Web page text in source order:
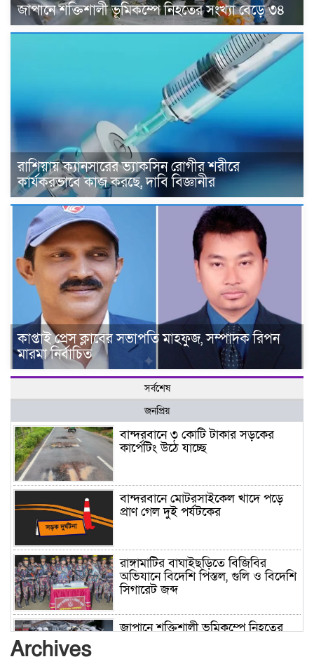
জাপানে শক্তিশালী ভূমিকম্পে নিহতের সংখ্যা বেড়ে ৩৪
রাশিয়ায় ক্যানসারের ভ্যাকসিন রোগীর শরীরে
কার্যকরভাবে কাজ করছে, দাবি বিজ্ঞানীর
কাপ্তাই প্রেস ক্লাবের সভাপতি মাহফুজ, সম্পাদক রিপন
মারমা নির্বাচিত
সর্বশেষ
জনপ্রিয়
বান্দরবানে ৩ কোটি টাকার সড়কের
কার্পেটিং উঠে যাচ্ছে
বান্দরবানে মোটরসাইকেল খাদে পড়ে
প্রাণ গেল দুই পর্যটকের
রাঙ্গামাটির বাঘাইছড়িতে বিজিবির
অভিযানে বিদেশি পিস্তল, গুলি ও বিদেশি
সিগারেট জব্দ
জাপানে শক্তিশালী ভূমিকম্পে নিহতের
Archives